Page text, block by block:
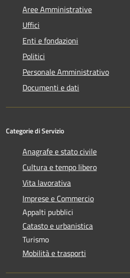
Aree Amministrative
Uffici
Enti e fondazioni
Politici
Personale Amministrativo
Documenti e dati
Categorie di Servizio
Anagrafe e stato civile
Cultura e tempo libero
Vita lavorativa
Imprese e Commercio
Appalti pubblici
Catasto e urbanistica
Turismo
Mobilità e trasporti